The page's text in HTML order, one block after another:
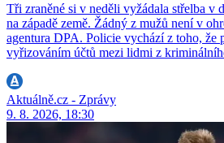
Tři zraněné si v neděli vyžádala střelba v
na západě země. Žádný z mužů není v
agentura DPA. Policie vychází z toho, že
vyřizováním účtů mezi lidmi z
Aktuálně.cz - Zprávy
9. 8. 2026, 18:30